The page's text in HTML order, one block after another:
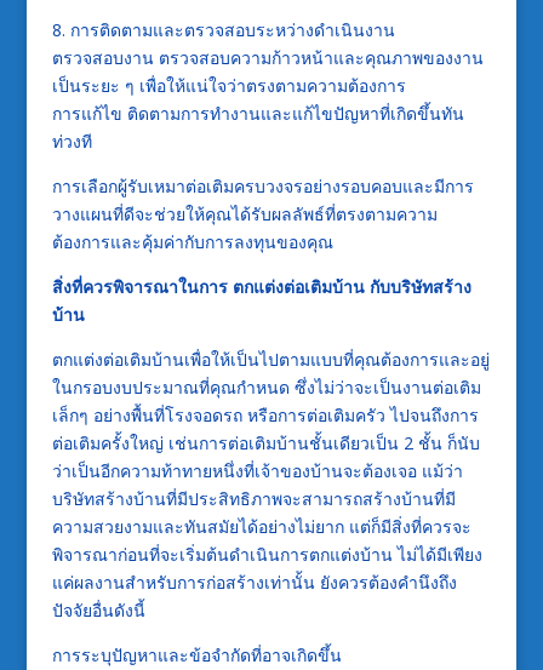
8. การติดตามและตรวจสอบระหว่างดำเนินงาน
ตรวจสอบงาน ตรวจสอบความก้าวหน้าและคุณภาพของงาน
เป็นระยะ ๆ เพื่อให้แน่ใจว่าตรงตามความต้องการ
การแก้ไข ติดตามการทำงานและแก้ไขปัญหาที่เกิดขึ้นทัน
ท่วงที
การเลือกผู้รับเหมาต่อเติมครบวงจรอย่างรอบคอบและมีการ
วางแผนที่ดีจะช่วยให้คุณได้รับผลลัพธ์ที่ตรงตามความ
ต้องการและคุ้มค่ากับการลงทุนของคุณ
สิ่งที่ควรพิจารณาในการ ตกแต่งต่อเติมบ้าน กับบริษัทสร้าง
บ้าน
ตกแต่งต่อเติมบ้านเพื่อให้เป็นไปตามแบบที่คุณต้องการและอยู่
ในกรอบงบประมาณที่คุณกำหนด ซึ่งไม่ว่าจะเป็นงานต่อเติม
เล็กๆ อย่างพื้นที่โรงจอดรถ หรือการต่อเติมครัว ไปจนถึงการ
ต่อเติมครั้งใหญ่ เช่นการต่อเติมบ้านชั้นเดียวเป็น 2 ชั้น ก็นับ
ว่าเป็นอีกความท้าทายหนึ่งที่เจ้าของบ้านจะต้องเจอ แม้ว่า
บริษัทสร้างบ้านที่มีประสิทธิภาพจะสามารถสร้างบ้านที่มี
ความสวยงามและทันสมัยได้อย่างไม่ยาก แต่ก็มีสิ่งที่ควรจะ
พิจารณาก่อนที่จะเริ่มต้นดำเนินการตกแต่งบ้าน ไม่ได้มีเพียง
แค่ผลงานสำหรับการก่อสร้างเท่านั้น ยังควรต้องคำนึงถึง
ปัจจัยอื่นดังนี้
การระบุปัญหาและข้อจำกัดที่อาจเกิดขึ้น